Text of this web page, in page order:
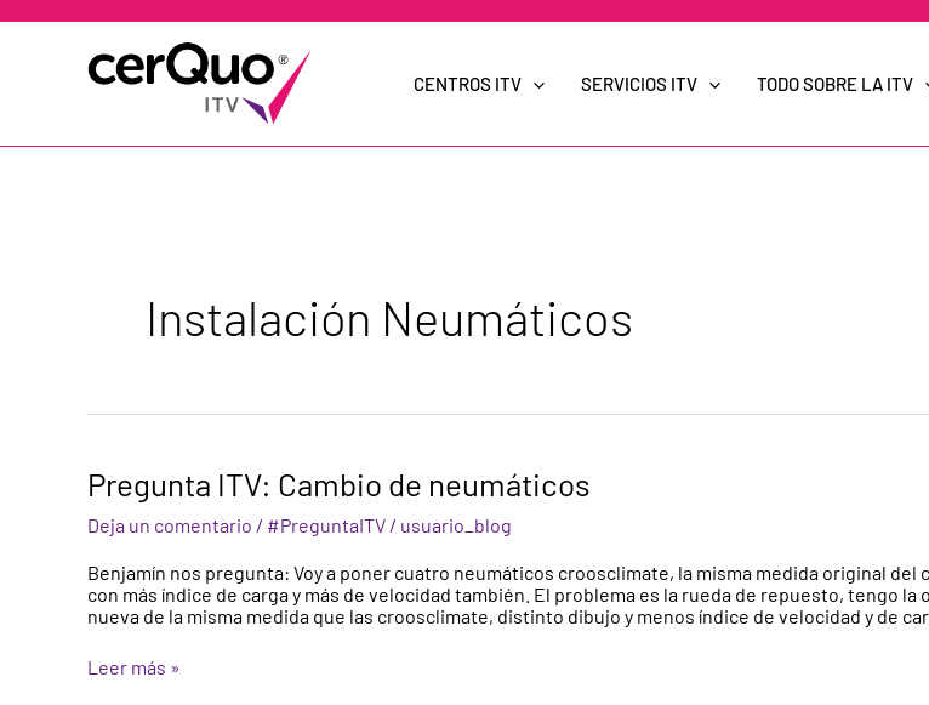
CENTROS ITV SERVICIOS ITV TODO SOBRE LA ITV
Instalación Neumáticos
Pregunta ITV: Cambio de neumáticos
Deja un comentario / #PreguntaITV / usuario_blog
Benjamín nos pregunta: Voy a poner cuatro neumáticos croosclimate, la misma medida original del
con más índice de carga y más de velocidad también. El problema es la rueda de repuesto, tengo la
nueva de la misma medida que las croosclimate, distinto dibujo y menos índice de velocidad y de
Pregunta
ITV:
Cambio
de
Leer más »